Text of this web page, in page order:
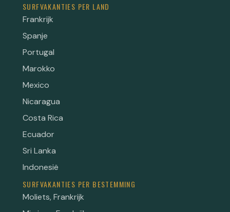
SURFVAKANTIES PER LAND
Frankrijk
Spanje
Portugal
Marokko
Mexico
Nicaragua
Costa Rica
Ecuador
Sri Lanka
Indonesië
SURFVAKANTIES PER BESTEMMING
Moliets, Frankrijk